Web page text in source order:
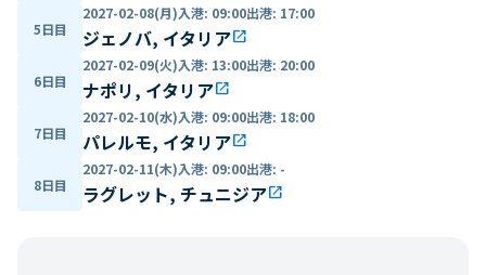
5日目
2027-02-08(月)入港: 09:00出港: 17:00
ジェノバ, イタリアopen_in_new
6日目
2027-02-09(火)入港: 13:00出港: 20:00
ナポリ, イタリアopen_in_new
7日目
2027-02-10(水)入港: 09:00出港: 18:00
パレルモ, イタリアopen_in_new
8日目
2027-02-11(木)入港: 09:00出港: -
ラグレット, チュニジアopen_in_new